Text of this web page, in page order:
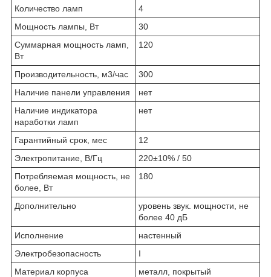
Количество ламп
4
Мощность лампы, Вт
30
Суммарная мощность ламп,
Вт
120
Производительность, м3/час
300
Наличие панели управления
нет
Наличие индикатора
наработки ламп
нет
Гарантийный срок, мес
12
Электропитание, В/Гц
220±10% / 50
Потребляемая мощность, не
более, Вт
180
Дополнительно
уровень звук. мощности, не
более 40 дБ
Исполнение
настенный
Электробезопасность
I
Материал корпуса
металл, покрытый